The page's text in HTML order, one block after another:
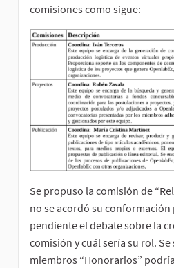
comisiones como sigue:
Se propuso la comisión de
no se acordó su
pendiente el debate sobre la
comisión y cuál sería su rol.
miembros “Honorarios”